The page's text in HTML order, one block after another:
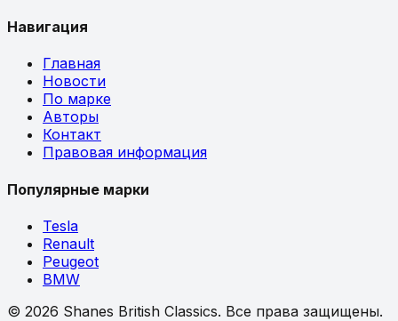
Навигация
Главная
Новости
По марке
Авторы
Контакт
Правовая информация
Популярные марки
Tesla
Renault
Peugeot
BMW
© 2026 Shanes British Classics. Все права защищены.